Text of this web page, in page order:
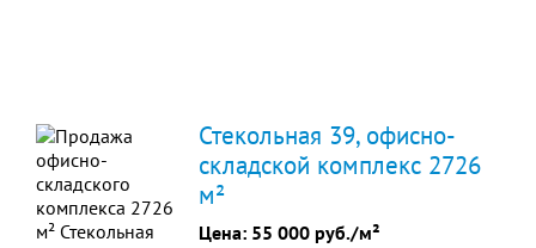
Стекольная 39, офисно-
складской комплекс 2726
м²
Цена: 55 000 руб./м²